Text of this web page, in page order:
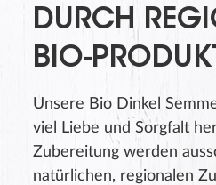
DURCH
BIO-
Unsere Bio Dinkel
viel Liebe und Sorgfalt
Zubereitung werden
natürlichen, regionalen